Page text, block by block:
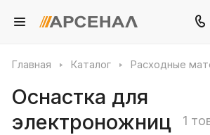
Главная Каталог Расходные
Оснастка для
электроножниц
1